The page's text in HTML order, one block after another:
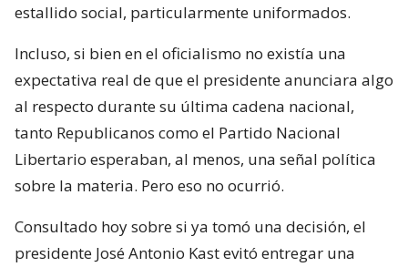
estallido social, particularmente uniformados.
Incluso, si bien en el oficialismo no existía una
expectativa real de que el presidente anunciara algo
al respecto durante su última cadena nacional,
tanto Republicanos como el Partido Nacional
Libertario esperaban, al menos, una señal política
sobre la materia. Pero eso no ocurrió.
Consultado hoy sobre si ya tomó una decisión, el
presidente José Antonio Kast evitó entregar una